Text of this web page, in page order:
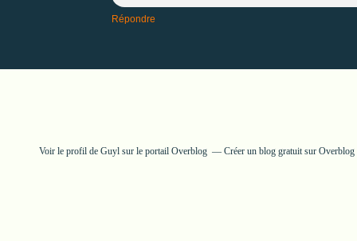
Répondre
Voir le profil de Guylsur le portail Overblog Créer un blog gratuit sur Overblog